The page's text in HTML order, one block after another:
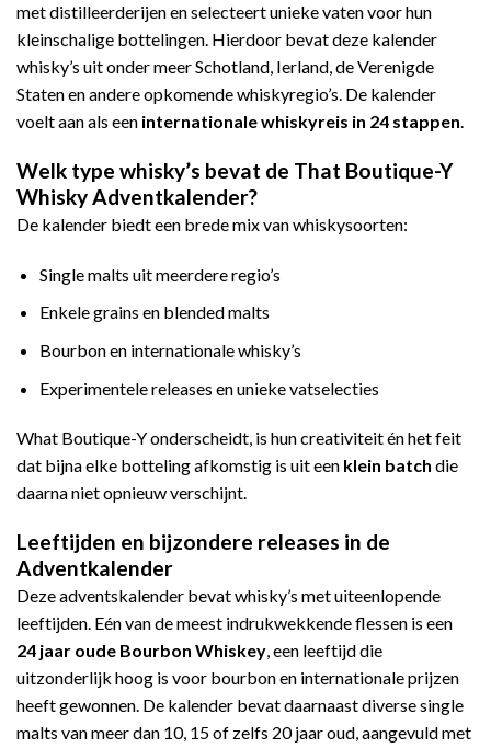
met distilleerderijen en selecteert unieke vaten voor hun
kleinschalige bottelingen. Hierdoor bevat deze kalender
whisky’s uit onder meer Schotland, Ierland, de Verenigde
Staten en andere opkomende whiskyregio’s. De kalender
voelt aan als een internationale whiskyreis in 24 stappen.
Welk type whisky’s bevat de That Boutique-Y
Whisky Adventkalender?
De kalender biedt een brede mix van whiskysoorten:
Single malts uit meerdere regio’s
Enkele grains en blended malts
Bourbon en internationale whisky’s
Experimentele releases en unieke vatselecties
What Boutique-Y onderscheidt, is hun creativiteit én het feit
dat bijna elke botteling afkomstig is uit een klein batch die
daarna niet opnieuw verschijnt.
Leeftijden en bijzondere releases in de
Adventkalender
Deze adventskalender bevat whisky’s met uiteenlopende
leeftijden. Eén van de meest indrukwekkende flessen is een
24 jaar oude Bourbon Whiskey, een leeftijd die
uitzonderlijk hoog is voor bourbon en internationale prijzen
heeft gewonnen. De kalender bevat daarnaast diverse single
malts van meer dan 10, 15 of zelfs 20 jaar oud, aangevuld met